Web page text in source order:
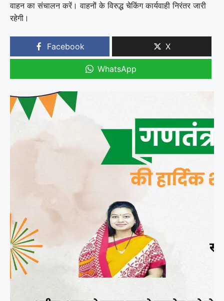
वाहन का संचालन करें। वाहनों के विरुद्ध चेकिंग कार्यवाही निरंतर जारी
रहेगी।
Facebook X
WhatsApp